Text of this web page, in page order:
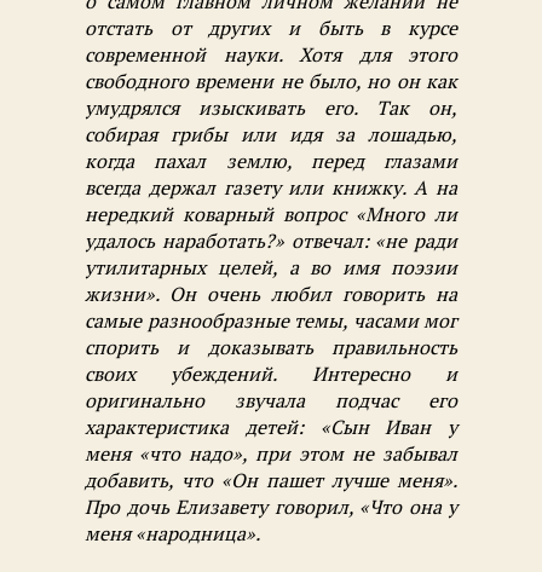
отстать от других и быть в курсе
современной науки. Хотя для этого
свободного времени не было, но он как
умудрялся изыскивать его. Так он,
собирая грибы или идя за лошадью,
когда пахал землю, перед глазами
всегда держал газету или книжку. А на
нередкий коварный вопрос «Много ли
удалось наработать?» отвечал: «не ради
утилитарных целей, а во имя поэзии
жизни». Он очень любил говорить на
самые разнообразные темы, часами мог
спорить и доказывать правильность
своих убеждений. Интересно и
оригинально звучала подчас его
характеристика детей: «Сын Иван у
меня «что надо», при этом не забывал
добавить, что «Он пашет лучше меня».
Про дочь Елизавету говорил, «Что она у
меня «народница».